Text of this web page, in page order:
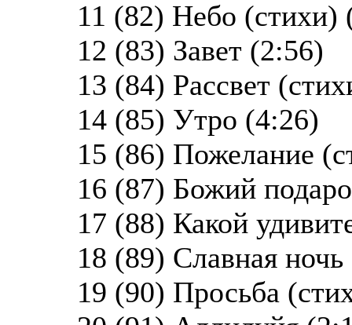
11 (82) Небо (стихи)
12 (83) Завет (2:56)
13 (84) Рассвет
14 (85) Утро (4:26)
15 (86) Пожелание
16 (87) Божий
17 (88) Какой
18 (89) Славная
19 (90) Просьба